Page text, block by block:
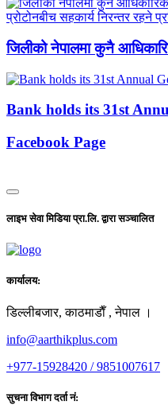
जिलीको नेपालमा कुनै
Bank holds its 31st
Facebook Page
लाइभ सेवा मिडिया प्रा.लि. द्वारा सञ्चालित
कार्यालय:
डिल्लीबजार, काठमाडाैँ , नेपाल ।
info@aarthikplus.com
+977-15928420 / 9851007617
सुचना विभाग दर्ता नं: